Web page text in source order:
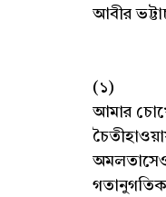
আবীর
(১)
আমার
অমলতাসেও